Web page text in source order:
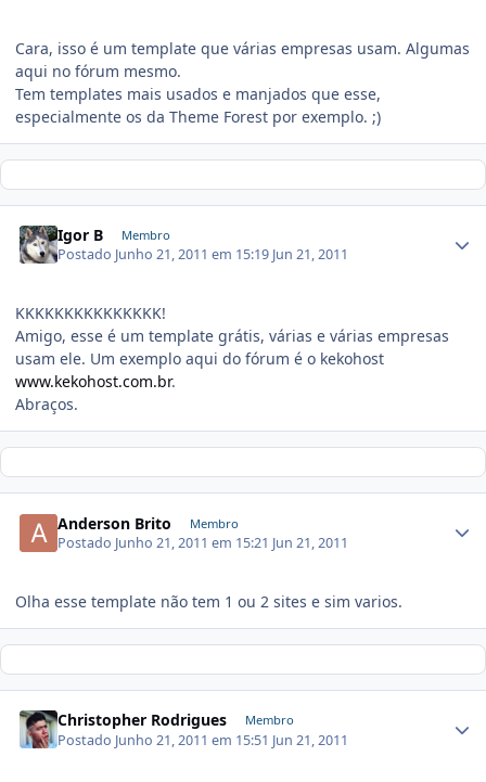
Cara, isso é um template que várias empresas usam. Algumas
aqui no fórum mesmo.
Tem templates mais usados e manjados que esse,
especialmente os da Theme Forest por exemplo. ;)
Igor B Membro
Postado Junho 21, 2011 em 15:19 Jun 21, 2011
KKKKKKKKKKKKKKK!
Amigo, esse é um template grátis, várias e várias empresas
usam ele. Um exemplo aqui do fórum é o kekohost
www.kekohost.com.br.
Abraços.
Anderson Brito Membro
Postado Junho 21, 2011 em 15:21 Jun 21, 2011
Olha esse template não tem 1 ou 2 sites e sim varios.
Christopher Rodrigues Membro
Postado Junho 21, 2011 em 15:51 Jun 21, 2011